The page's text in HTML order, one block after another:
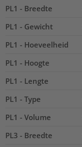
PL1 - Breedte
PL1 - Gewicht
PL1 - Hoeveelheid
PL1 - Hoogte
PL1 - Lengte
PL1 - Type
PL1 - Volume
PL3 - Breedte